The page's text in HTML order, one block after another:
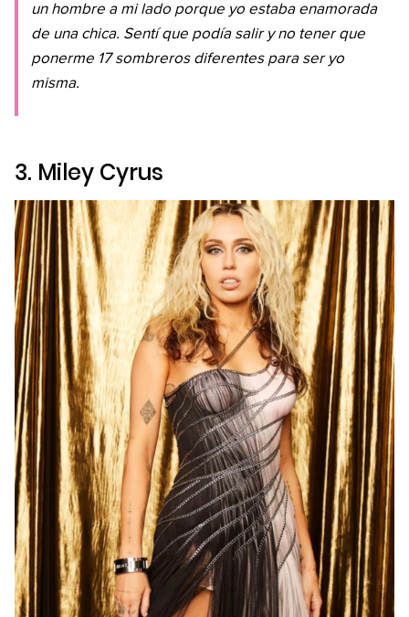
un hombre a mi lado porque yo estaba enamorada
de una chica. Sentí que podía salir y no tener que
ponerme 17 sombreros diferentes para ser yo
misma.
3. Miley Cyrus